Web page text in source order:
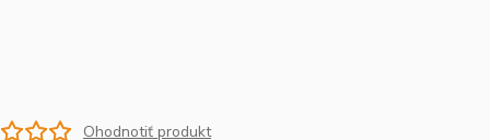
Ohodnotiť produkt